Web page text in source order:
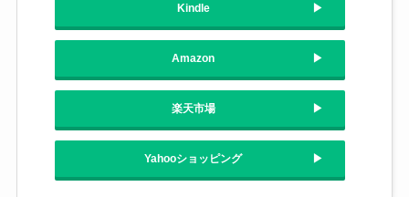
Kindle
Amazon
楽天市場
Yahooショッピング